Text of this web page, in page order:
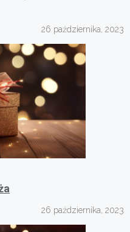
26 października, 2023
26 października, 2023